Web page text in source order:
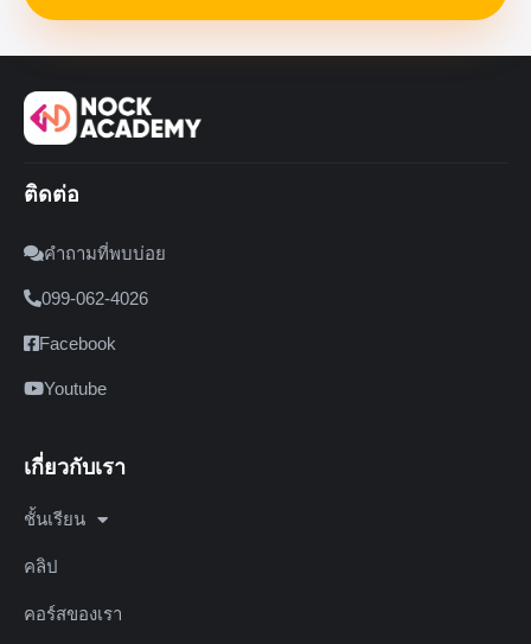
ติดต่อ
คำถามที่พบบ่อย
099-062-4026
Facebook
Youtube
เกี่ยวกับเรา
ชั้นเรียน
คลิป
คอร์สของเรา